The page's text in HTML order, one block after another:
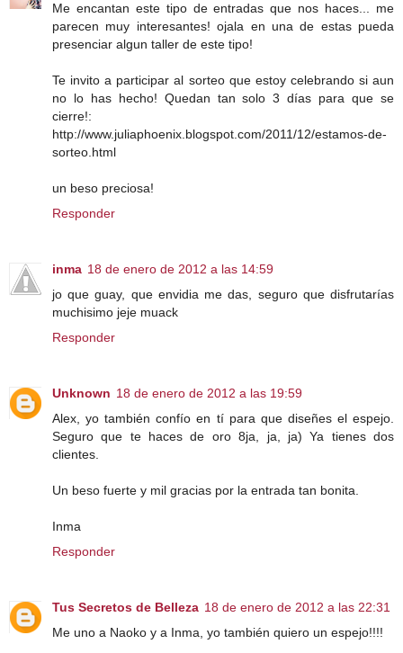
Me encantan este tipo de entradas que nos haces... me
parecen muy interesantes! ojala en una de estas pueda
presenciar algun taller de este tipo!
Te invito a participar al sorteo que estoy celebrando si aun
no lo has hecho! Quedan tan solo 3 días para que se
cierre!:
http://www.juliaphoenix.blogspot.com/2011/12/estamos-de-
sorteo.html
un beso preciosa!
Responder
inma 18 de enero de 2012 a las 14:59
jo que guay, que envidia me das, seguro que disfrutarías
muchisimo jeje muack
Responder
Unknown 18 de enero de 2012 a las 19:59
Alex, yo también confío en tí para que diseñes el espejo.
Seguro que te haces de oro 8ja, ja, ja) Ya tienes dos
clientes.
Un beso fuerte y mil gracias por la entrada tan bonita.
Inma
Responder
Tus Secretos de Belleza 18 de enero de 2012 a las 22:31
Me uno a Naoko y a Inma, yo también quiero un espejo!!!!